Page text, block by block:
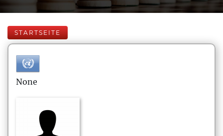
STARTSEITE
None